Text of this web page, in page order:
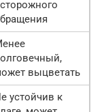
выцветать
устойчив к